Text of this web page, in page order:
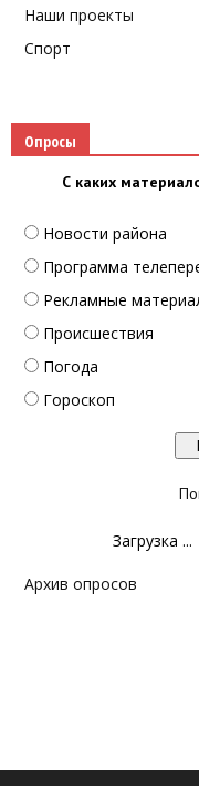
Наши проекты
Спорт
Опросы
С каких
Новости района
Программа
Рекламные
Происшествия
Погода
Гороскоп
Загрузка ...
Архив опросов